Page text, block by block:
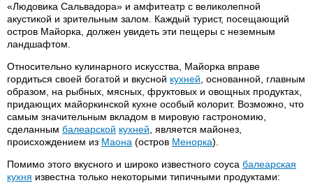
«Людовика Сальвадора» и амфитеатр с великолепной
акустикой и зрительным залом. Каждый турист, посещающий
остров Майорка, должен увидеть эти пещеры с неземным
ландшафтом.
Относительно кулинарного искусства, Майорка вправе
гордиться своей богатой и вкусной кухней , основанной, главным
образом, на рыбных, мясных, фруктовых и овощных продуктах,
придающих майоркинской кухне особый колорит. Возможно, что
самым значительным вкладом в мировую гастрономию,
сделанным балеарской кухней , является майонез,
происхождением из Маона (остров Менорка).
Помимо этого вкусного и широко известного соуса балеарская
кухня известна только некоторыми типичными продуктами: